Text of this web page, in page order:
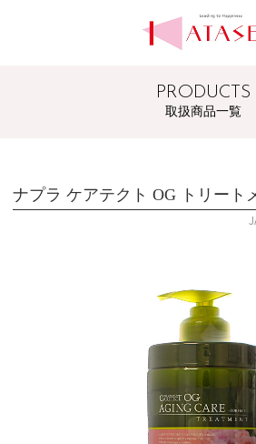
PRODUCTS
取扱商品一覧
ナプラ ケアテクト OG トリート